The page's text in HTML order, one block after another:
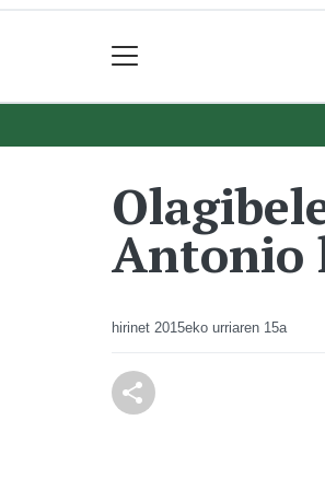
Antonio
hirinet 2015eko urriaren 15a